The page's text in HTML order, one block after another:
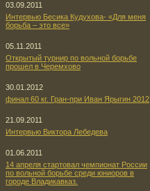
03.09.2011
Интервью Бесика Кудухова- «Для меня
борьба – это все»
05.11.2011
Открытый турнир по вольной борьбе
прошел в Черемхово
30.01.2012
финал 60 кг. Гран-при Иван Ярыгин 2012
21.09.2011
Интервью Виктора Лебедева
01.06.2011
14 апреля стартовал чемпионат России
по вольной борьбе среди юниоров в
городе Владикавказ.